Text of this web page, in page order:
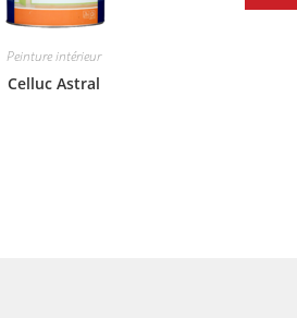
Peinture intérieur
Celluc Astral